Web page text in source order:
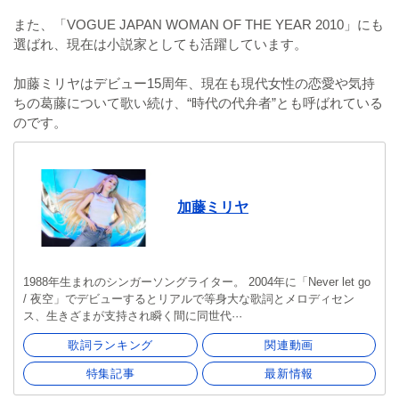
また、「VOGUE JAPAN WOMAN OF THE YEAR 2010」にも
選ばれ、現在は小説家としても活躍しています。
加藤ミリヤはデビュー15周年、現在も現代女性の恋愛や気持
ちの葛藤について歌い続け、“時代の代弁者”とも呼ばれている
のです。
加藤ミリヤ
1988年生まれのシンガーソングライター。 2004年に「Never let go
/ 夜空」でデビューするとリアルで等身大な歌詞とメロディセン
ス、生きざまが支持され瞬く間に同世代···
歌詞ランキング 関連動画
特集記事 最新情報